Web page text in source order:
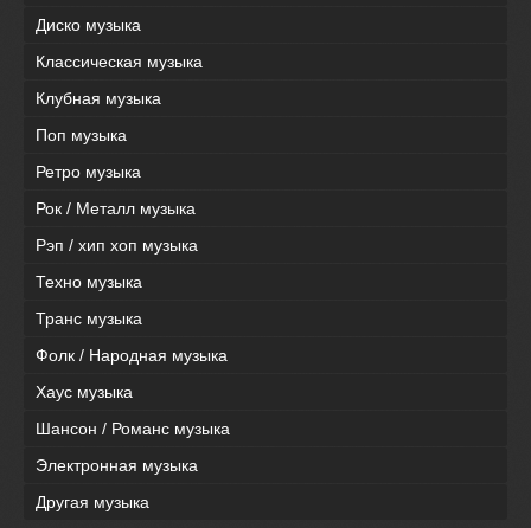
Диско музыка
Классическая музыка
Клубная музыка
Поп музыка
Ретро музыка
Рок / Металл музыка
Рэп / хип хоп музыка
Техно музыка
Транс музыка
Фолк / Народная музыка
Хаус музыка
Шансон / Романс музыка
Электронная музыка
Другая музыка